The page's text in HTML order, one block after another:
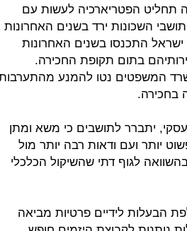
תחליט הפטריארכיה לעשות עם
השכונות ירד בשנים האחרונות
ישראל התכנסו בשנים האחרונות
בתום תקופת החכירה.
המשפטים נטו להמנע
בחכירה.
יתברר לתושבים כי משא ומתן
יותר ועם ודאות רבה יותר מול
לגוף דתי שהשיקול הכלכלי
הבעלות לידיים פרטיות מביאה